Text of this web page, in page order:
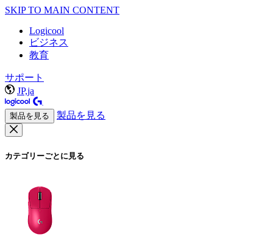
SKIP TO MAIN CONTENT
Logicool
ビジネス
教育
サポート
JP,ja
製品を見る 製品を見る
カテゴリーごとに見る